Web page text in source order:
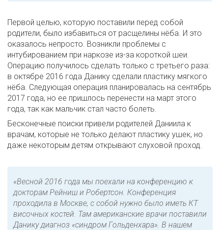
Первой целью, которую поставили перед собой
родители, было избавиться от расщелины нёба. И это
оказалось непросто. Возникли проблемы с
интубированием при наркозе из-за короткой шеи.
Операцию получилось сделать только с третьего раза:
в октябре 2016 года Данику сделали пластику мягкого
нёба. Следующая операция планировалась на сентябрь
2017 года, но ее пришлось перенести на март этого
года, так как мальчик стал часто болеть.
Бесконечные поиски привели родителей Даниила к
врачам, которые не только делают пластику ушек, но
даже некоторым детям открывают слуховой проход.
«Весной 2016 года мы поехали на конференцию к
докторам Рейниш и Робертсон. Конференция
проходила в Москве, с собой нужно было иметь КТ
височных костей. Там американские врачи поставили
Данику диагноз «синдром Гольденхара». В нашем